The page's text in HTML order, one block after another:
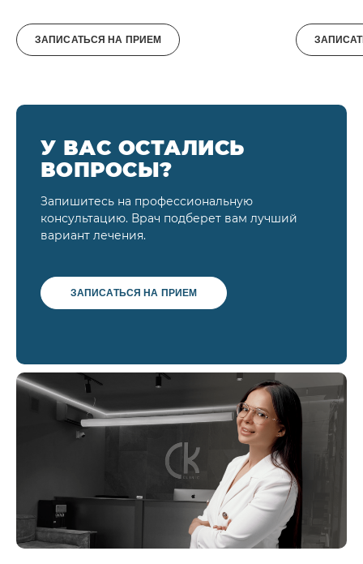
ЗАПИСАТЬСЯ НА ПРИЕМ
У ВАС ОСТАЛИСЬ
ВОПРОСЫ?
Запишитесь на профессиональную
консультацию. Врач подберет вам лучший
вариант лечения.
ЗАПИСАТЬСЯ НА ПРИЕМ